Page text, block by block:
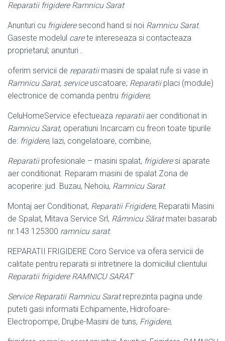
Reparatii frigidere Ramnicu Sarat
Anunturi cu frigideresecond hand si noi Ramnicu Sarat.
Gaseste modelul carete intereseaza si contacteaza
proprietarul; anunturi .
oferim servicii de reparatiimasini de spalat rufe si vase in
Ramnicu Sarat, serviceuscatoare; Reparatiiplaci (module)
electronice de comanda pentru frigidere;
CeluHomeService efectueaza reparatiiaer conditionat in
Ramnicu Sarat, operatiuni Incarcam cu freon toate tipurile
de: frigidere, lazi, congelatoare, combine,
Reparatiiprofesionale – masini spalat, frigideresi aparate
aer conditionat. Reparam masini de spalat Zona de
acoperire: jud. Buzau, Nehoiu, Ramnicu Sarat.
Montaj aer Conditionat, Reparatii Frigidere, Reparatii Masini
de Spalat, Mitava Service Srl, Râmnicu Săratmatei basarab
nr.143 125300 ramnicu sarat.
REPARATII FRIGIDERE Coro Service va ofera servicii de
calitate pentru reparatii si intretinere la domiciliul clientului
Reparatii frigidere RAMNICU SARAT
Service Reparatii Ramnicu Saratreprezinta pagina unde
puteti gasi informatii Echipamente, Hidrofoare-
Electropompe, Drujbe-Masini de tuns, Frigidere,